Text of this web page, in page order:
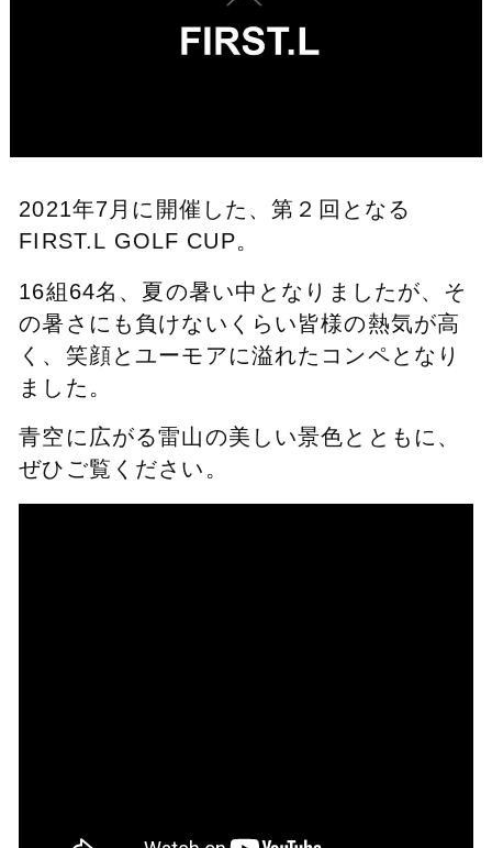
2021年7月に開催した、第２回となる
FIRST.L GOLF CUP。
16組64名、夏の暑い中となりましたが、そ
の暑さにも負けないくらい皆様の熱気が高
く、笑顔とユーモアに溢れたコンペとなり
ました。
青空に広がる雷山の美しい景色とともに、
ぜひご覧ください。